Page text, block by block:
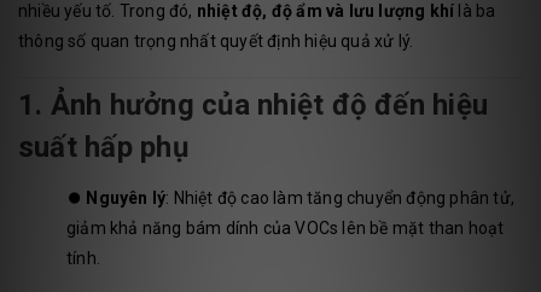
nhiều yếu tố. Trong đó, nhiệt độ, độ ẩm và lưu lượng khí là ba
thông số quan trọng nhất quyết định hiệu quả xử lý.
1. Ảnh hưởng của nhiệt độ đến hiệu
suất hấp phụ
⏺️ Nguyên lý: Nhiệt độ cao làm tăng chuyển động phân tử,
giảm khả năng bám dính của VOCs lên bề mặt than hoạt
tính.